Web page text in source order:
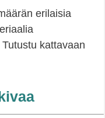
erilaisia
kattavaan